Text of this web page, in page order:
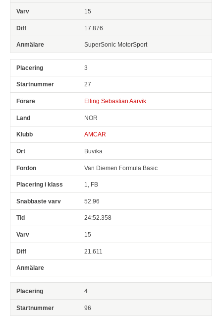
15
17.876
SuperSonic MotorSport
3
27
Elling Sebastian Aarvik
NOR
AMCAR
Buvika
Van Diemen Formula Basic
1, FB
52.96
24:52.358
15
21.611
4
96